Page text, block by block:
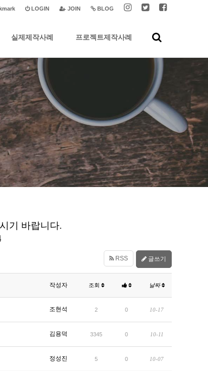
BLOG
JOIN
LOGIN
실제제작사례 프로젝트제작사례
기 바랍니다.
RSS 글쓰기
작성자 조회 날짜
조현석 2 0 10-17
김용덕 3345 0 10-11
정성진 5 0 10-07